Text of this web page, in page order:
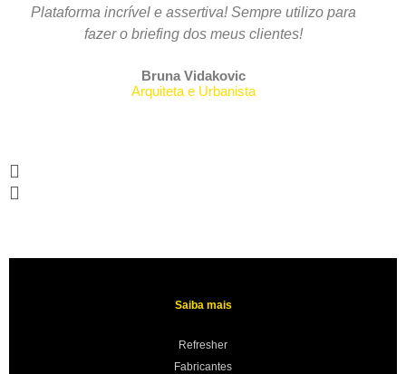
Plataforma incrível e assertiva! Sempre utilizo para
fazer o briefing dos meus clientes!
Bruna Vidakovic
Arquiteta e Urbanista
Saiba mais
Refresher
Fabricantes